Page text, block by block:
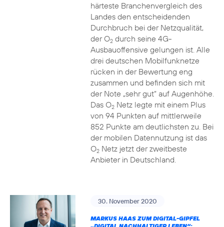
härteste Branchenvergleich des
Landes den entscheidenden
Durchbruch bei der Netzqualität,
der O2durch seine 4G-
Ausbauoffensive gelungen ist. Alle
drei deutschen Mobilfunknetze
rücken in der Bewertung eng
zusammen und befinden sich mit
der Note „sehr gut“ auf Augenhöhe.
Das O2Netz legte mit einem Plus
von 94 Punkten auf mittlerweile
852 Punkte am deutlichsten zu. Bei
der mobilen Datennutzung ist das
O2Netz jetzt der zweitbeste
Anbieter in Deutschland.
30. November 2020
MARKUS HAAS ZUM DIGITAL-GIPFEL